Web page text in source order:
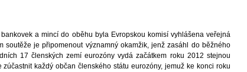
a mincí do oběhu byla Evropskou komisí vyhlášena veřejná
je připomenout významný okamžik, jenž zasáhl do běžného
17 členských zemí eurozóny vydá začátkem roku 2012 stejnou
každý občan členského státu eurozóny, jemuž ke konci roku